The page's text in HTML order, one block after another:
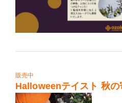
販売中
Halloweenテイスト 秋の